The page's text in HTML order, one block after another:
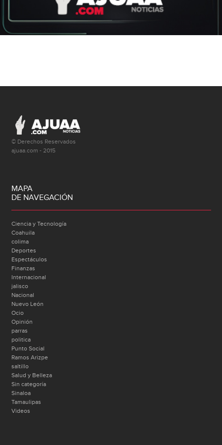
© Derechos Reservados
ajuaa.com - 2015
MAPA
DE NAVEGACIÓN
Ciencia y Tecnología
Coahuila
colima
Deportes
Espectáculos
Finanzas
Internacional
jalisco
Nacional
Nuevo León
Ocio
Opinión
parras
politica
Punto Social
Ramos Arizpe
saltillo
Salud y Belleza
Sin categoría
Sinaloa
Tamaulipas
Videos